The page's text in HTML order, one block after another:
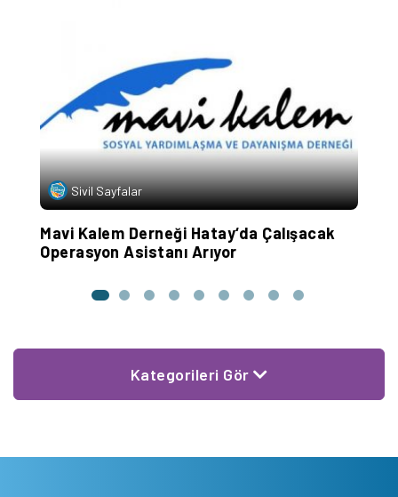
Sivil Sayfalar
Mavi Kalem Derneği Hatay‘da Çalışacak
Operasyon Asistanı Arıyor
Kategorileri Gör